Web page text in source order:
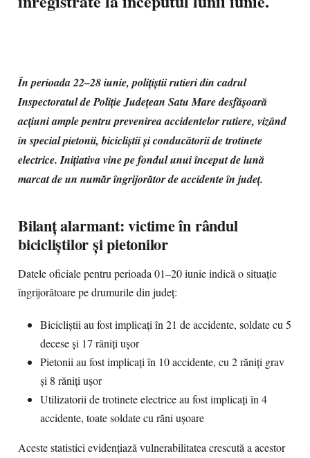
În perioada 22–28 iunie, polițiștii rutieri din cadrul
Inspectoratul de Poliție Județean Satu Mare desfășoară
acțiuni ample pentru prevenirea accidentelor rutiere, vizând
în special pietonii, bicicliștii și conducătorii de trotinete
electrice. Inițiativa vine pe fondul unui început de lună
marcat de un număr îngrijorător de accidente în județ.
Bilanț alarmant: victime în rândul
bicicliștilor și pietonilor
Datele oficiale pentru perioada 01–20 iunie indică o situație
îngrijorătoare pe drumurile din județ:
Bicicliștii au fost implicați în 21 de accidente, soldate cu 5
decese și 17 răniți ușor
Pietonii au fost implicați în 10 accidente, cu 2 răniți grav
și 8 răniți ușor
Utilizatorii de trotinete electrice au fost implicați în 4
accidente, toate soldate cu răni ușoare
Aceste statistici evidențiază vulnerabilitatea crescută a acestor